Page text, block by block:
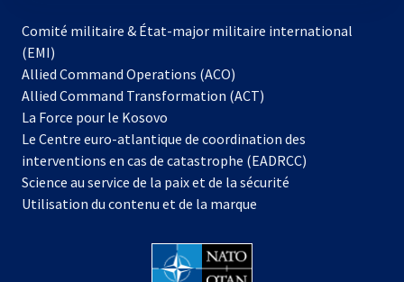
Comité militaire & État-major militaire international
(EMI)
Allied Command Operations (ACO)
Allied Command Transformation (ACT)
La Force pour le Kosovo
dans
un
nouvel
onglet
Le Centre euro-atlantique de coordination des
interventions en cas de catastrophe (EADRCC)
Science au service de la paix et de la sécurité
Utilisation du contenu et de la marque